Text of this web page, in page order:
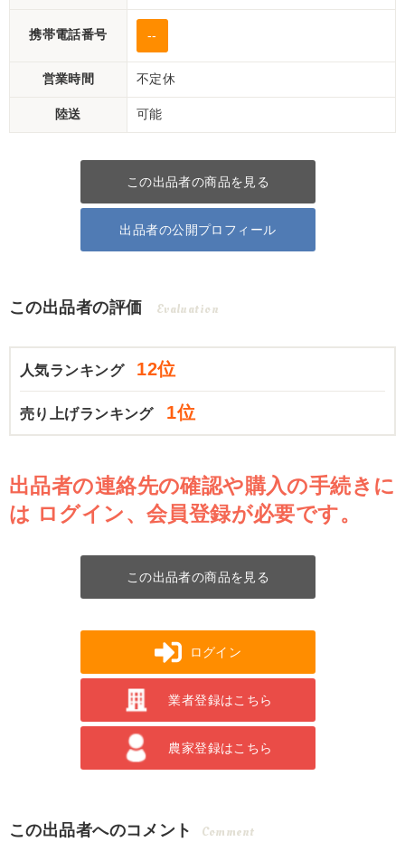
携帯電話番号 --
営業時間 不定休
陸送 可能
この出品者の商品を見る
出品者の公開プロフィール
この出品者の評価 Evaluation
人気ランキング 12位
売り上げランキング 1位
出品者の連絡先の確認や購入の手続きに
は ログイン、会員登録が必要です。
この出品者の商品を見る
ログイン
業者登録はこちら
農家登録はこちら
この出品者へのコメント Comment